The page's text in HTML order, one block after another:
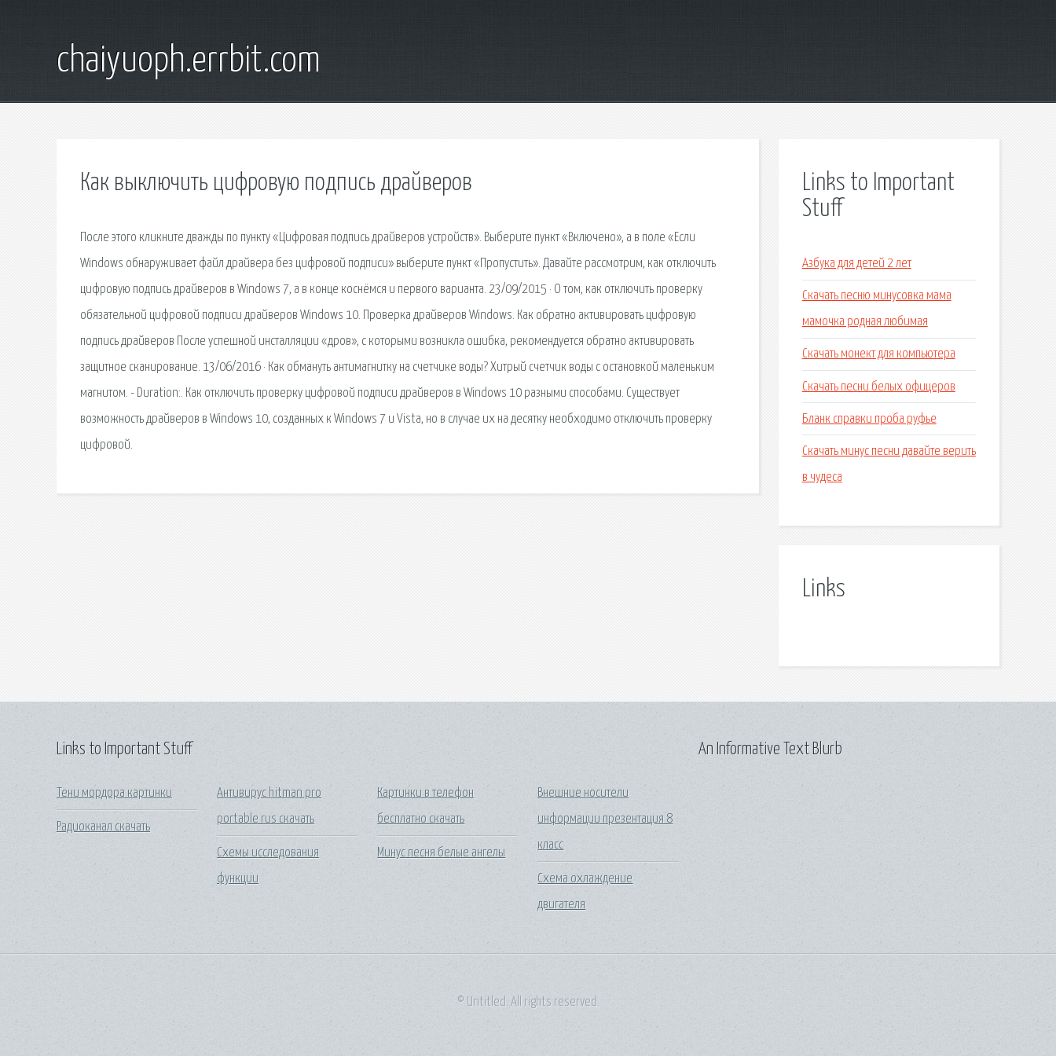
chaiyuoph.errbit.com
Как выключить цифровую подпись драйверов
После этого кликните дважды по пункту «Цифровая подпись драйверов устройств». Выберите пункт «Включено», а в поле «Если
Windows обнаруживает файл драйвера без цифровой подписи» выберите пункт «Пропустить». Давайте рассмотрим, как отключить
цифровую подпись драйверов в Windows 7, а в конце коснёмся и первого варианта. 23/09/2015 · О том, как отключить проверку
обязательной цифровой подписи драйверов Windows 10. Проверка драйверов Windows. Как обратно активировать цифровую
подпись драйверов После успешной инсталляции «дров», с которыми возникла ошибка, рекомендуется обратно активировать
защитное сканирование. 13/06/2016 · Как обмануть антимагнитку на счетчике воды? Хитрый счетчик воды с остановкой маленьким
магнитом. - Duration:. Как отключить проверку цифровой подписи драйверов в Windows 10 разными способами. Существует
возможность драйверов в Windows 10, созданных к Windows 7 и Vista, но в случае их на десятку необходимо отключить проверку
цифровой.
Links to Important
Stuff
Азбука для детей 2 лет
Скачать песню минусовка мама
мамочка родная любимая
Скачать монект для компьютера
Скачать песни белых офицеров
Бланк справки проба руфье
Скачать минус песни давайте верить
в чудеса
Links
Links to Important Stuff
Тени мордора картинки
Радиоканал скачать
Антивирус hitman pro
portable rus скачать
Схемы исследования
функции
Картинки в телефон
бесплатно скачать
Минус песня белые ангелы
Внешние носители
информации презентация 8
класс
Схема охлаждение
двигателя
An Informative Text Blurb
© Untitled. All rights reserved.